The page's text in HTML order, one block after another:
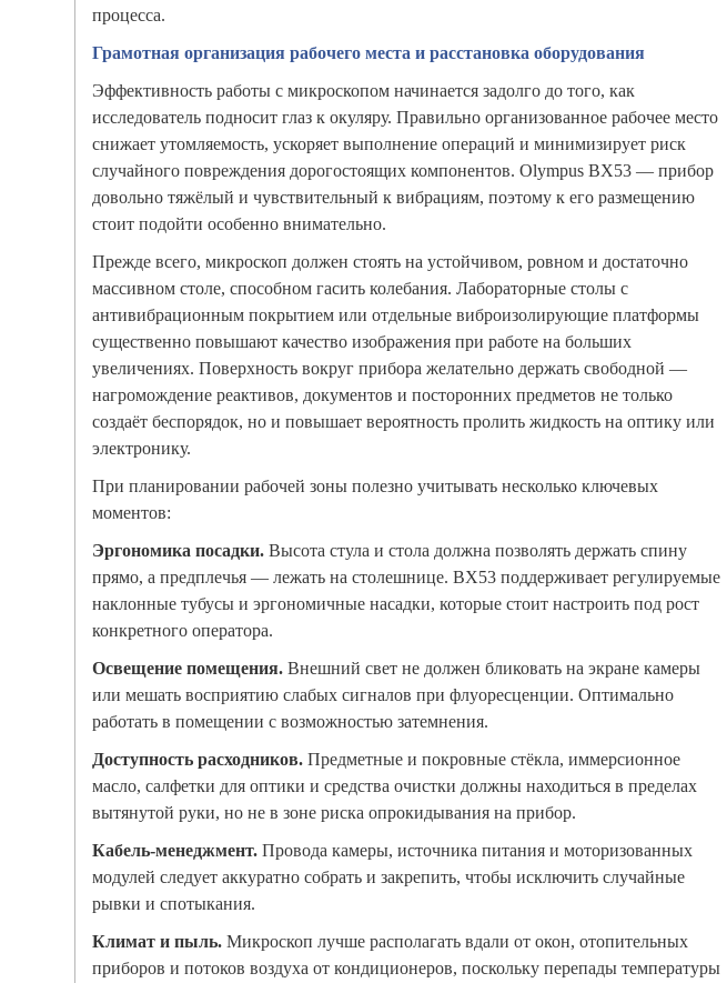
процесса.
Грамотная организация рабочего места и расстановка оборудования
Эффективность работы с микроскопом начинается задолго до того, как
исследователь подносит глаз к окуляру. Правильно организованное рабочее место
снижает утомляемость, ускоряет выполнение операций и минимизирует риск
случайного повреждения дорогостоящих компонентов. Olympus BX53 — прибор
довольно тяжёлый и чувствительный к вибрациям, поэтому к его размещению
стоит подойти особенно внимательно.
Прежде всего, микроскоп должен стоять на устойчивом, ровном и достаточно
массивном столе, способном гасить колебания. Лабораторные столы с
антивибрационным покрытием или отдельные виброизолирующие платформы
существенно повышают качество изображения при работе на больших
увеличениях. Поверхность вокруг прибора желательно держать свободной —
нагромождение реактивов, документов и посторонних предметов не только
создаёт беспорядок, но и повышает вероятность пролить жидкость на оптику или
электронику.
При планировании рабочей зоны полезно учитывать несколько ключевых
моментов:
Эргономика посадки. Высота стула и стола должна позволять держать спину
прямо, а предплечья — лежать на столешнице. BX53 поддерживает регулируемые
наклонные тубусы и эргономичные насадки, которые стоит настроить под рост
конкретного оператора.
Освещение помещения. Внешний свет не должен бликовать на экране камеры
или мешать восприятию слабых сигналов при флуоресценции. Оптимально
работать в помещении с возможностью затемнения.
Доступность расходников. Предметные и покровные стёкла, иммерсионное
масло, салфетки для оптики и средства очистки должны находиться в пределах
вытянутой руки, но не в зоне риска опрокидывания на прибор.
Кабель-менеджмент. Провода камеры, источника питания и моторизованных
модулей следует аккуратно собрать и закрепить, чтобы исключить случайные
рывки и спотыкания.
Климат и пыль. Микроскоп лучше располагать вдали от окон, отопительных
приборов и потоков воздуха от кондиционеров, поскольку перепады температуры